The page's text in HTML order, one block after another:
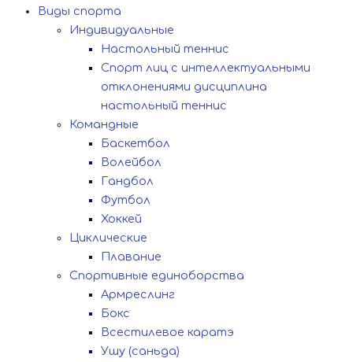
Виды спорта
Индивидуальные
Настольный теннис
Спорт лиц с интеллектуальными
отклонениями дисциплина
настольный теннис
Командные
Баскетбол
Волейбол
Гандбол
Футбол
Хоккей
Циклические
Плавание
Спортивные единоборства
Армреслинг
Бокс
Всестилевое каратэ
Ушу (саньда)